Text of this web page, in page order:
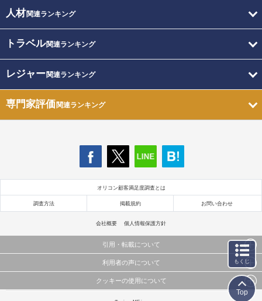
人材関連ランキング
トラベル関連ランキング
レジャー関連ランキング
専門家評価関連ランキング
オリコン顧客満足度調査とは
調査方法 掲載規約 お問い合わせ
会社概要 個人情報保護方針
引用・転載について
当サイトで公開されている情報（文字、写真、イラスト、画像データ等）及びこれらの配置・
これらの情報を権利者の許可なく無断転載・複製などの二次利用を行うことは固く禁じており
利用者の声について
当サイトに掲載している内容はすべてサービスの利用者が提出された見解・感想です。
クッキーの使用について
もくじ
Top